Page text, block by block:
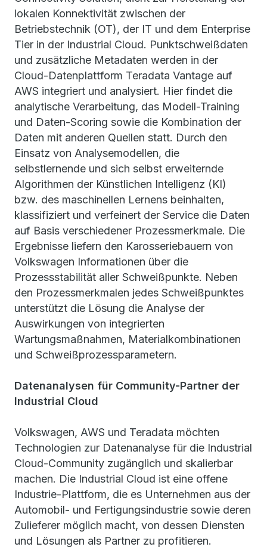
lokalen Konnektivität zwischen der
Betriebstechnik (OT), der IT und dem Enterprise
Tier in der Industrial Cloud. Punktschweißdaten
und zusätzliche Metadaten werden in der
Cloud-Datenplattform Teradata Vantage auf
AWS integriert und analysiert. Hier findet die
analytische Verarbeitung, das Modell-Training
und Daten-Scoring sowie die Kombination der
Daten mit anderen Quellen statt. Durch den
Einsatz von Analysemodellen, die
selbstlernende und sich selbst erweiternde
Algorithmen der Künstlichen Intelligenz (KI)
bzw. des maschinellen Lernens beinhalten,
klassifiziert und verfeinert der Service die Daten
auf Basis verschiedener Prozessmerkmale. Die
Ergebnisse liefern den Karosseriebauern von
Volkswagen Informationen über die
Prozessstabilität aller Schweißpunkte. Neben
den Prozessmerkmalen jedes Schweißpunktes
unterstützt die Lösung die Analyse der
Auswirkungen von integrierten
Wartungsmaßnahmen, Materialkombinationen
und Schweißprozessparametern.
Datenanalysen für Community-Partner der
Industrial Cloud
Volkswagen, AWS und Teradata möchten
Technologien zur Datenanalyse für die Industrial
Cloud-Community zugänglich und skalierbar
machen. Die Industrial Cloud ist eine offene
Industrie-Plattform, die es Unternehmen aus der
Automobil- und Fertigungsindustrie sowie deren
Zulieferer möglich macht, von dessen Diensten
und Lösungen als Partner zu profitieren.